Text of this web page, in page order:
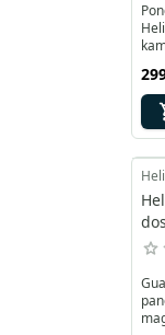
się